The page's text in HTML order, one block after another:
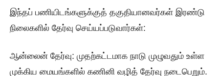
இந்தப் பணியிடங்களுக்குத் தகுதியானவர்கள் இரண்டு
நிலைகளில் தேர்வு செய்யப்படுவார்கள்:
ஆன்லைன் தேர்வு: முதற்கட்டமாக நாடு முழுவதும் உள்ள
முக்கிய மையங்களில் கணினி வழித் தேர்வு நடைபெறும்.